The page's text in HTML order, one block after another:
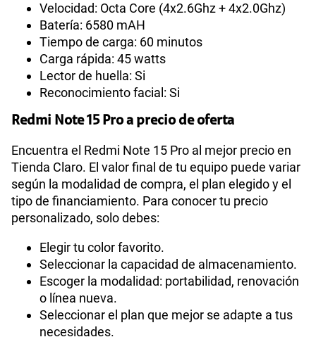
Velocidad: Octa Core (4x2.6Ghz + 4x2.0Ghz)
Batería: 6580 mAH
Tiempo de carga: 60 minutos
Carga rápida: 45 watts
Lector de huella: Si
Reconocimiento facial: Si
Redmi Note 15 Pro a precio de oferta
Encuentra el Redmi Note 15 Pro al mejor precio en
Tienda Claro. El valor final de tu equipo puede variar
según la modalidad de compra, el plan elegido y el
tipo de financiamiento. Para conocer tu precio
personalizado, solo debes:
Elegir tu color favorito.
Seleccionar la capacidad de almacenamiento.
Escoger la modalidad: portabilidad, renovación
o línea nueva.
Seleccionar el plan que mejor se adapte a tus
necesidades.